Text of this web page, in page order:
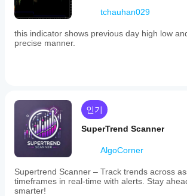
tchauhan029
this indicator shows previous day high low
precise manner.
인기
SuperTrend Scanner
AlgoCorner
Supertrend Scanner – Track trends across
timeframes in real-time with alerts. Stay
smarter!